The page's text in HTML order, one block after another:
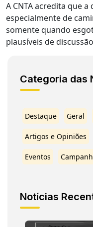
A CNTA acredita que
especialmente de
somente quando
plausíveis de
Categoria das
Destaque Geral
Artigos e Opiniões
Eventos
Notícias